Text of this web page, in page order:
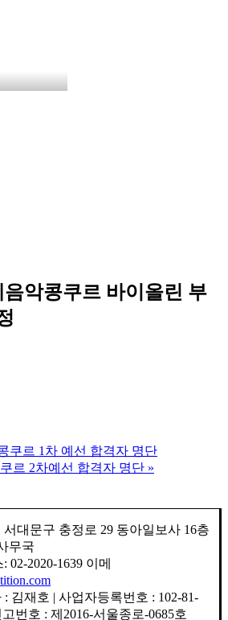
악콩쿠르 바이올린 부
쿠르 1차 예선 합격자 명단
르 2차예선 합격자 명단 »
서대문구 충정로 29 동아일보사 16층
무국
02-2020-1639 이메
김재호 | 사업자등록번호 : 102-81-
번호 : 제2016-서울종로-0685호